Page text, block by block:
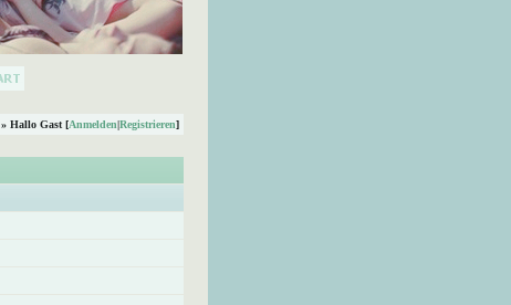
» Hallo Gast [Anmelden|Registrieren]